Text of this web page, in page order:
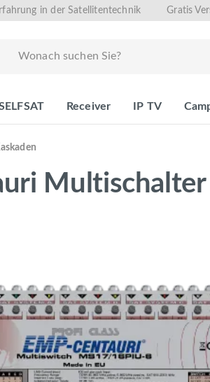
springenin der Satellitentechnik Gratis
Receiver IP TV